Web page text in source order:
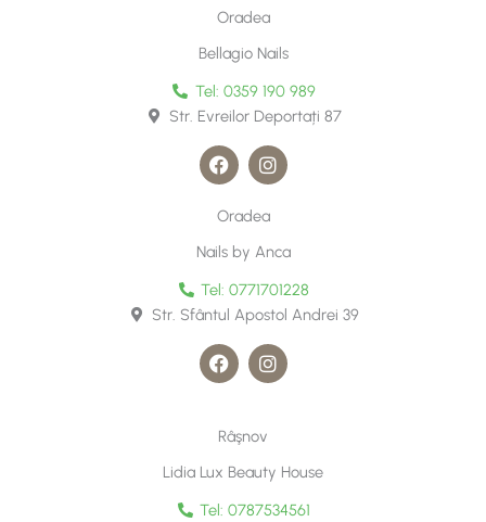
e
o
k
t
g
a
m
Oradea
Bellagio Nails
Tel: 0359 190 989
Str. Evreilor Deportați 87
F
a
e
o
k
I
n
t
g
a
m
Oradea
Nails by Anca
Tel: 0771701228
Str. Sfântul Apostol Andrei 39
F
a
b
o
I
n
a
r
a
m
Râşnov
Lidia Lux Beauty House
Tel: 0787534561